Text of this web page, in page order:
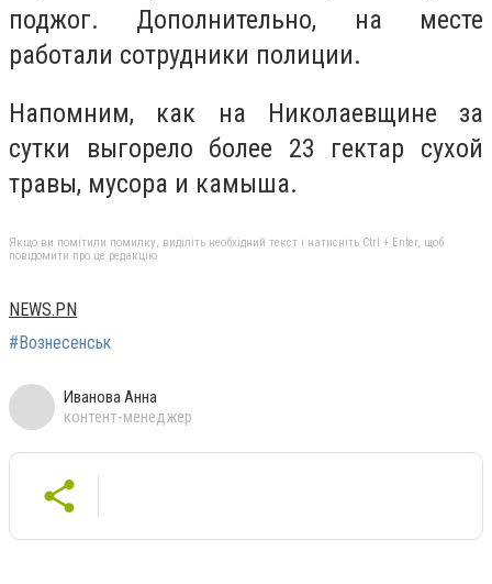
поджог. Дополнительно, на месте
работали сотрудники полиции.
Напомним, как на Николаевщине за
сутки выгорело более 23 гектар сухой
травы, мусора и камыша.
Якщо ви помітили помилку, виділіть необхідний текст і натисніть Ctrl + Enter, щоб
повідомити про це редакцію
NEWS.PN
#Вознесенськ
Иванова Анна
контент-менеджер